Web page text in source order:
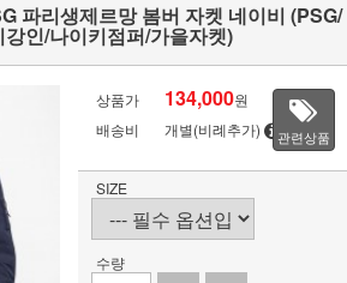
파리생제르망 봄버 자켓 네이비 (PSG/
강인/나이키점퍼/가을자켓)
상품가 134,000원
배송비
개별(비례추가) 관련상품
SIZE
수량